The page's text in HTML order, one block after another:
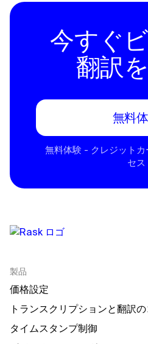
今すぐ
翻訳
無料
無料体験 - クレジット
セス
製品
価格設定
トランスクリプションと翻訳
タイムスタンプ制御